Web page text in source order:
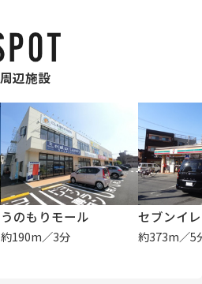
周辺施設
うのもりモール
約190m／3分 約373m／5